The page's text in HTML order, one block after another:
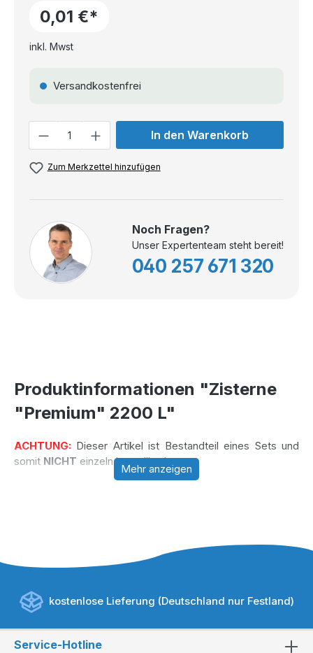
0,01 €*
inkl. Mwst
Versandkostenfrei
In den Warenkorb
Zum Merkzettel hinzufügen
Noch Fragen?
Unser Expertenteam steht bereit!
040 257 671 320
Produktinformationen "Zisterne
"Premium" 2200 L"
ACHTUNG: Dieser Artikel ist Bestandteil eines Sets und
somit NICHT einzeln bestellbar!
Mehr anzeigen
kostenlose Lieferung (Deutschland nur Festland)
Service-Hotline